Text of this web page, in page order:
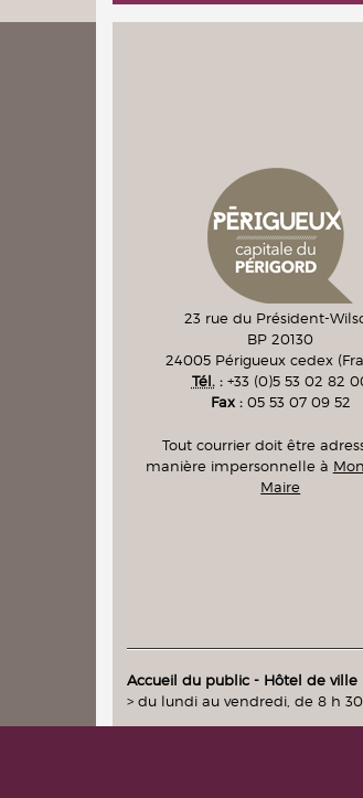
23 rue du Président-
BP 20130
24005 Périgueux cedex
Tél.: +33 (0)5 53 02 82
Fax : 05 53 07 09 52
Tout courrier doit être
manière impersonnelle à
Maire
Accueil du public - Hôtel de ville
> du lundi au vendredi, de 8 h